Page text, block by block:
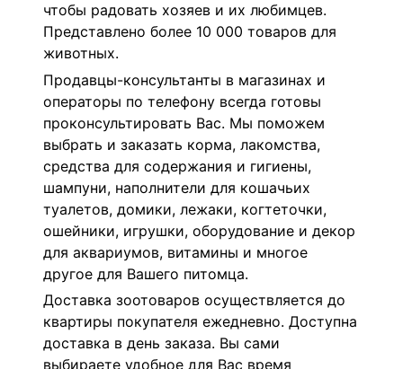
чтобы радовать хозяев и их любимцев.
Представлено более 10 000 товаров для
животных.
Продавцы-консультанты в магазинах и
операторы по телефону всегда готовы
проконсультировать Вас. Мы поможем
выбрать и заказать корма, лакомства,
средства для содержания и гигиены,
шампуни, наполнители для кошачьих
туалетов, домики, лежаки, когтеточки,
ошейники, игрушки, оборудование и декор
для аквариумов, витамины и многое
другое для Вашего питомца.
Доставка зоотоваров осуществляется до
квартиры покупателя ежедневно. Доступна
доставка в день заказа. Вы сами
выбираете удобное для Вас время